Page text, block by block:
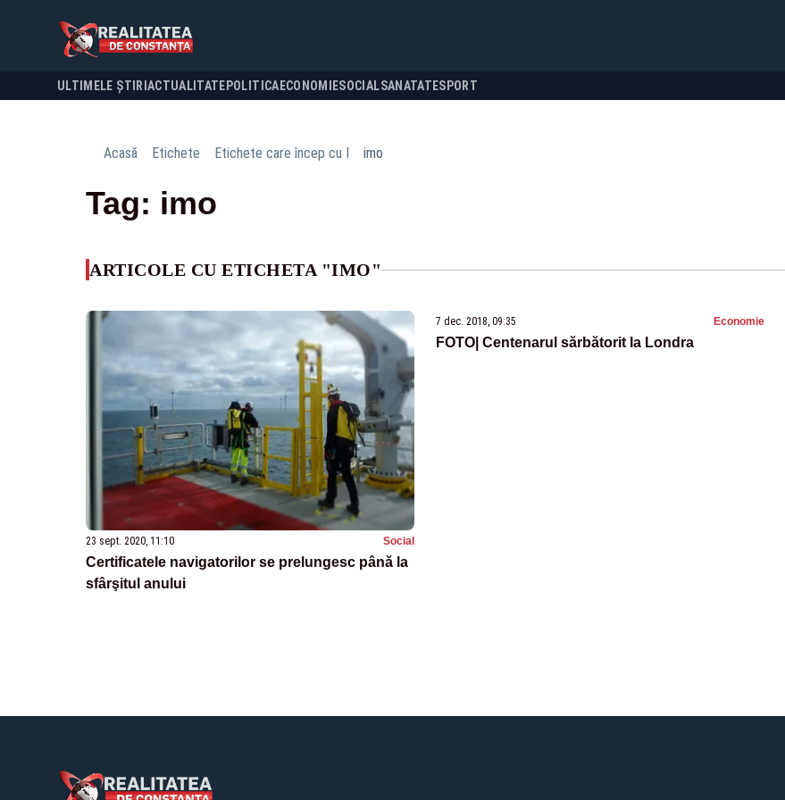
ULTIMELE ȘTIRI ACTUALITATE POLITICA ECONOMIESOCIALSANATATESPORT
Acasă Etichete Etichete care încep cu I imo
Tag: imo
ARTICOLE CU ETICHETA "IMO"
23 sept. 2020, 11:10 Social
Certificatele navigatorilor se prelungesc până la
sfârşitul anului
7 dec. 2018, 09:35 Economie
FOTO| Centenarul sărbătorit la Londra